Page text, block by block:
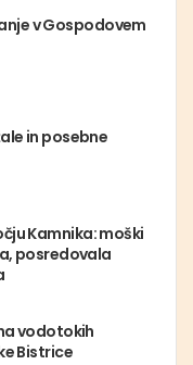
v Gospodovem
in posebne
Kamnika: moški
posredovala
vodotokih
Bistrice